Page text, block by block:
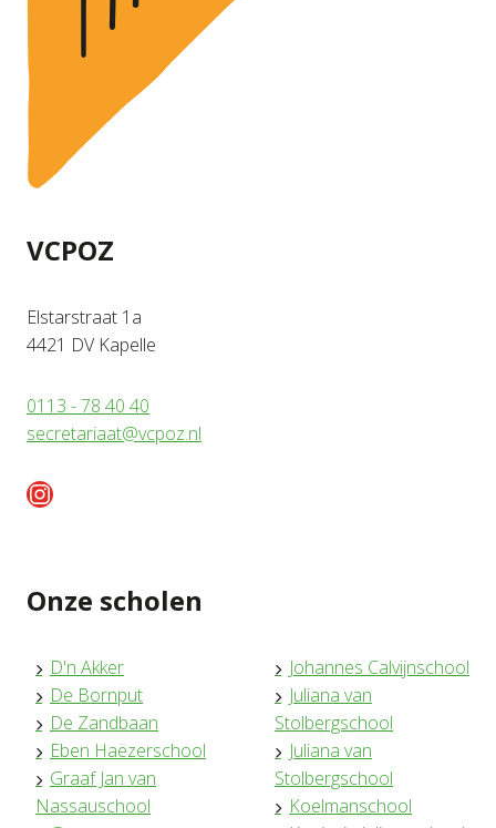
VCPOZ
Elstarstraat 1a
4421 DV Kapelle
0113 - 78 40 40
secretariaat@vcpoz.nl
Instagram
Onze scholen
D'n Akker
De Bornput
De Zandbaan
Eben Haëzerschool
Graaf Jan van
Nassauschool
Johannes Calvijnschool
Juliana van
Stolbergschool
Juliana van
Stolbergschool
Koelmanschool